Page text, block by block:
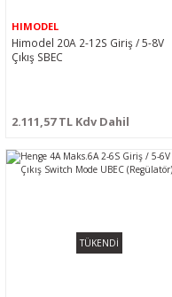
HIMODEL
Himodel 20A 2-12S Giriş / 5-8V
Çıkış SBEC
2.111,57 TL Kdv Dahil
TÜKENDİ